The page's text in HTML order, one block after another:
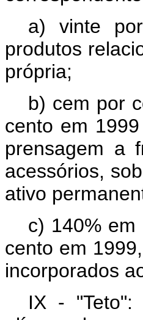
a) vinte
produtos
própria;
b) cem por
cento em
prensagem a
acessórios,
ativo
c) 140%
cento em
incorporados
IX - "Teto":